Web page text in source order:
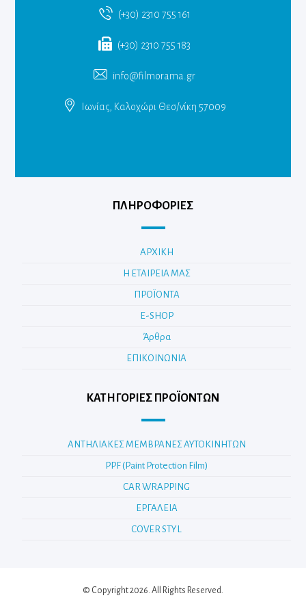
(+30) 2310 755 161
(+30) 2310 755 183
info@filmorama.gr
Ιωνίας, Καλοχώρι Θεσ/νίκη 57009
ΠΛΗΡΟΦΟΡΙΕΣ
ΑΡΧΙΚΗ
Η ΕΤΑΙΡΕΙΑ ΜΑΣ
ΠΡΟΪΟΝΤΑ
E-SHOP
Άρθρα
ΕΠΙΚΟΙΝΩΝΙΑ
ΚΑΤΗΓΟΡΊΕΣ ΠΡΟΪΌΝΤΩΝ
ΑΝΤΗΛΙΑΚΕΣ ΜΕΜΒΡΑΝΕΣ ΑΥΤΟΚΙΝΗΤΩΝ
PPF (Paint Protection Film)
CAR WRAPPING
ΕΡΓΑΛΕΙΑ
COVER STYL
© Copyright 2026. All Rights Reserved.